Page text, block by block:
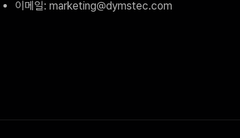
이메일: marketing@dymstec.com